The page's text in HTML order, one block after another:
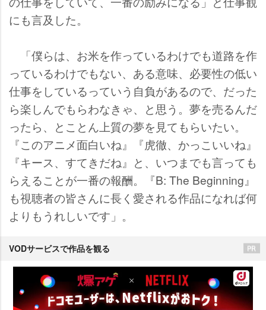
にも言及した。
「僕らは、お米を作っているわけでも道路を作
っているわけでもない、ある意味、必要性の低い
仕事をしているっていう自負があるので、だった
ら楽しんでもらわなきゃ、と思う。夢を売るんだ
ったら、とことん上質の夢を見てもらいたい。
『このアニメ面白いね』『虎徹、かっこいいね』
『キース、すてきだね』と、いつまでも言っても
らえることが一番の報酬。『B: The Beginning』
も視聴者の皆さんに長く愛される作品になれば何
よりもうれしいです」。
VODサービスで作品を観る